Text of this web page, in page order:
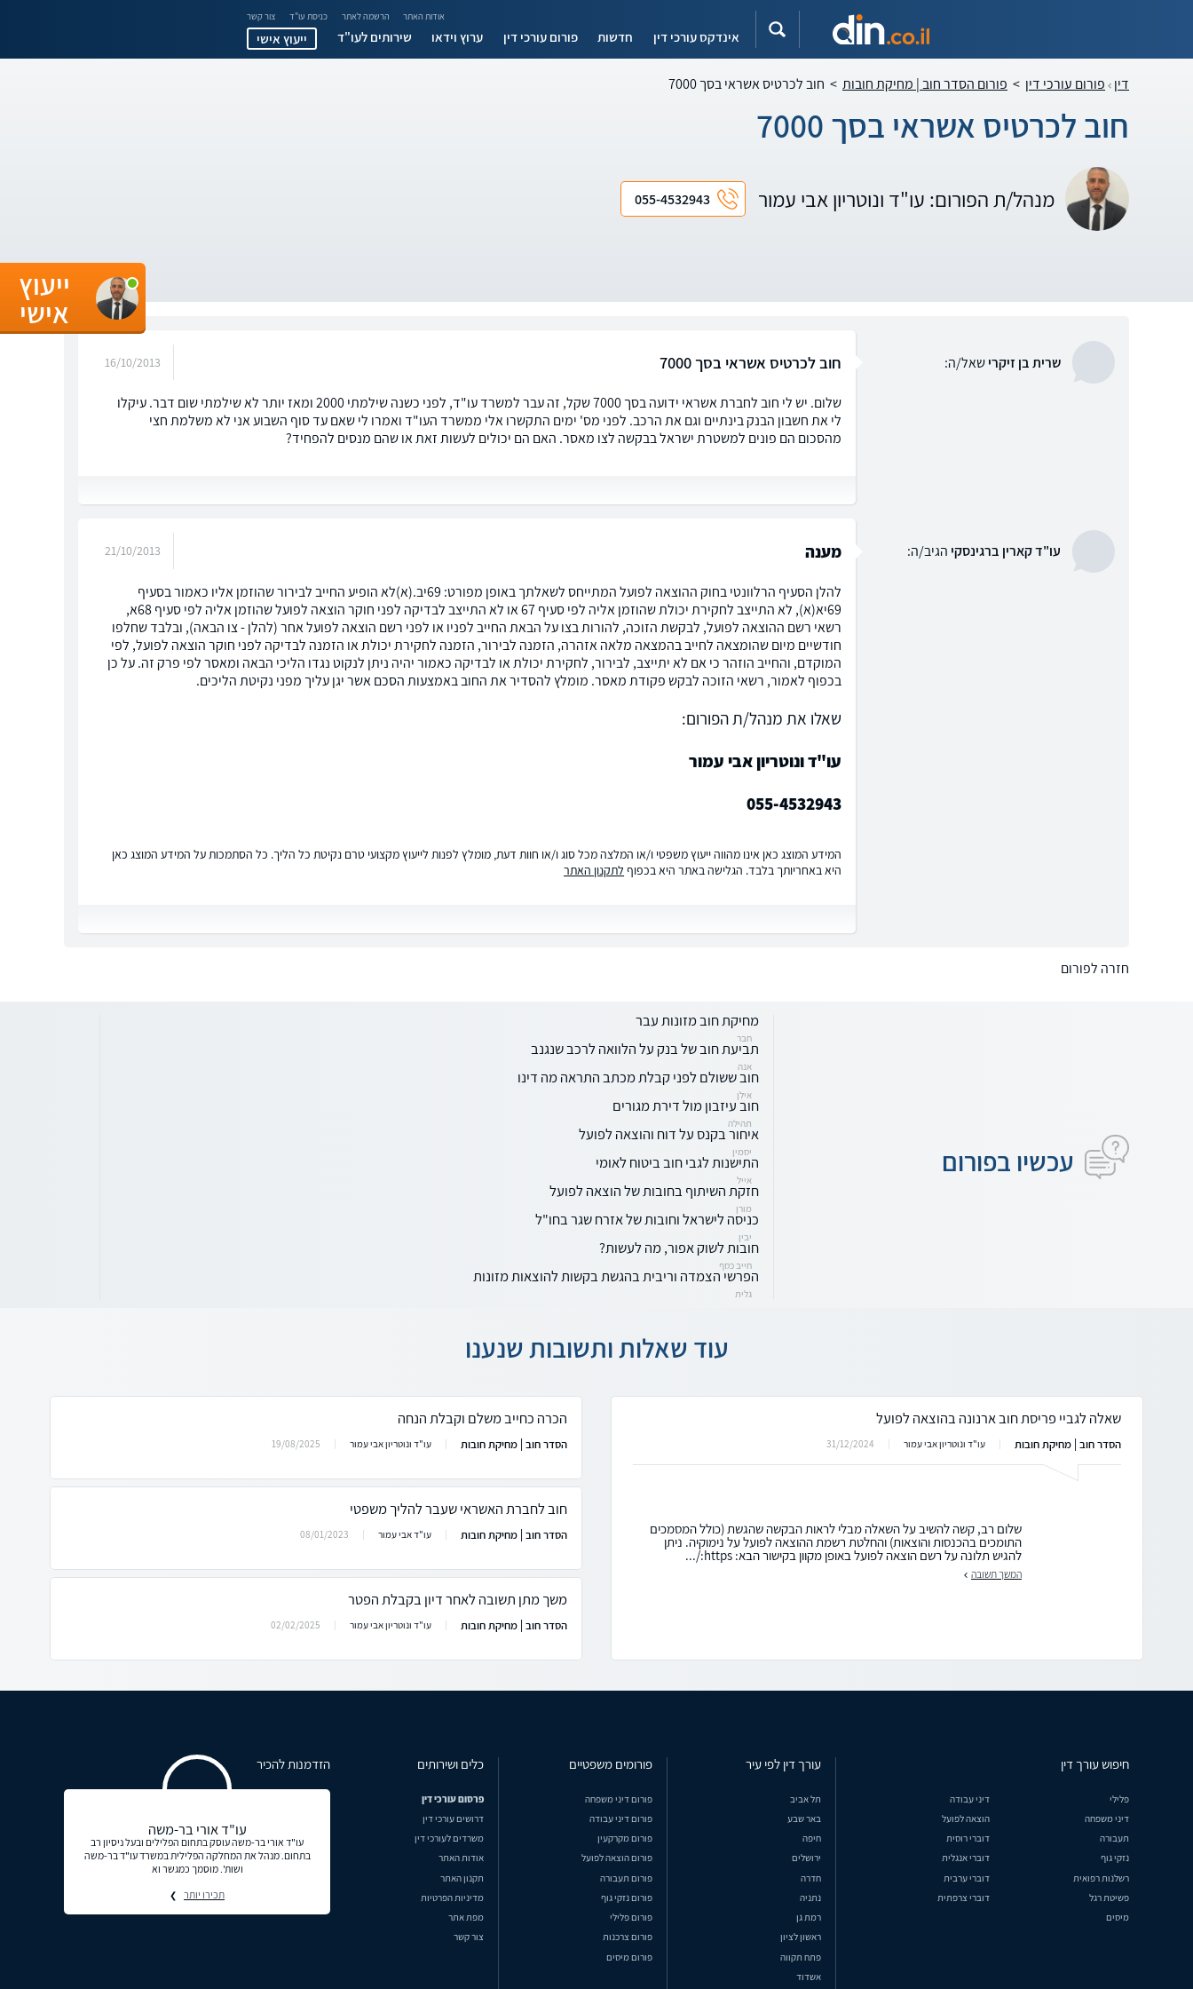
אודות האתר הרשמה לאתר כניסת עו"ד צור קשר
אינדקס עורכי דין חדשות פורום עורכי דין ערוץ וידאו שירותים לעו"ד ייעוץ אישי
דין פורום עורכי דין > פורום הסדר חוב | מחיקת חובות > חוב לכרטיס אשראי בסך 7000
חוב לכרטיס אשראי בסך 7000
מנהל/ת הפורום: עו"ד ונוטריון אבי עמור 055-4532943
שרית בן זיקרישאל/ה: חוב לכרטיס אשראי בסך 7000 16/10/2013
שלום. יש לי חוב לחברת אשראי ידועה בסך 7000 שקל, זה עבר למשרד עו"ד, לפני כשנה שילמתי 2000 ומאז יותר לא שילמתי שום דבר. עיקלו
לי את חשבון הבנק בינתיים וגם את הרכב. לפני מס' ימים התקשרו אלי ממשרד העו"ד ואמרו לי שאם עד סוף השבוע אני לא משלמת חצי
מהסכום הם פונים למשטרת ישראל בבקשה לצו מאסר. האם הם יכולים לעשות זאת או שהם מנסים להפחיד?
עו"ד קארין ברגינסקי הגיב/ה: מענה 21/10/2013
להלן הסעיף הרלוונטי בחוק ההוצאה לפועל המתייחס לשאלתך באופן מפורט: 69יב.(א)לא הופיע החייב לבירור שהוזמן אליו כאמור בסעיף
69יא(א), לא התייצב לחקירת יכולת שהוזמן אליה לפי סעיף 67 או לא התייצב לבדיקה לפני חוקר הוצאה לפועל שהוזמן אליה לפי סעיף 68א,
רשאי רשם ההוצאה לפועל, לבקשת הזוכה, להורות בצו על הבאת החייב לפניו או לפני רשם הוצאה לפועל אחר (להלן - צו הבאה), ובלבד שחלפו
חודשיים מיום שהומצאה לחייב בהמצאה מלאה אזהרה, הזמנה לבירור, הזמנה לחקירת יכולת או הזמנה לבדיקה לפני חוקר הוצאה לפועל, לפי
המוקדם, והחייב הוזהר כי אם לא יתייצב, לבירור, לחקירת יכולת או לבדיקה כאמור יהיה ניתן לנקוט נגדו הליכי הבאה ומאסר לפי פרק זה. על כן
בכפוף לאמור, רשאי הזוכה לבקש פקודת מאסר. מומלץ להסדיר את החוב באמצעות הסכם אשר יגן עליך מפני נקיטת הליכים.
שאלו את מנהל/ת הפורום:
עו"ד ונוטריון אבי עמור
055-4532943
המידע המוצג כאן אינו מהווה ייעוץ משפטי ו/או המלצה מכל סוג ו/או חוות דעת, מומלץ לפנות לייעוץ מקצועי טרם נקיטת כל הליך. כל הסתמכות על המידע המוצג כאן
היא באחריותך בלבד. הגלישה באתר היא בכפוף לתקנון האתר
חזרה לפורום
עכשיו בפורום
מחיקת חוב מזונות עבר
חבר
תביעת חוב של בנק על הלוואה לרכב שנגנב
אנה
חוב ששולם לפני קבלת מכתב התראה מה דינו
אילן
חוב עיזבון מול דירת מגורים
תהילה
איחור בקנס על דוח והוצאה לפועל
יסמין
התישנות לגבי חוב ביטוח לאומי
אייל
חזקת השיתוף בחובות של הוצאה לפועל
מורן
כניסה לישראל וחובות של אזרח שגר בחו"ל
יבין
חובות לשוק אפור, מה לעשות?
חייב כסף
הפרשי הצמדה וריבית בהגשת בקשות להוצאות מזונות
גלית
עוד שאלות ותשובות שנענו
שאלה לגביי פריסת חוב ארנונה בהוצאה לפועל
הסדר חוב | מחיקת חובות עו"ד ונוטריון אבי עמור 31/12/2024
שלום רב, קשה להשיב על השאלה מבלי לראות הבקשה שהגשת (כולל המסמכים
התומכים בהכנסות והוצאות) והחלטת רשמת ההוצאה לפועל על נימוקיה. ניתן
להגיש תלונה על רשם הוצאה לפועל באופן מקוון בקישור הבא: https:/...
המשך תשובה
הכרה כחייב משלם וקבלת הנחה
הסדר חוב | מחיקת חובות עו"ד ונוטריון אבי עמור 19/08/2025
חוב לחברת האשראי שעבר להליך משפטי
הסדר חוב | מחיקת חובות עו"ד אבי עמור 08/01/2023
משך מתן תשובה לאחר דיון בקבלת הפטר
הסדר חוב | מחיקת חובות עו"ד ונוטריון אבי עמור 02/02/2025
ייעוץ
אישי
חיפוש עורך דין
פלילי
דיני עבודה
דיני משפחה
הוצאה לפועל
תעבורה
דוברי רוסית
נזקי גוף
דוברי אנגלית
רשלנות רפואית
דוברי ערבית
פשיטת רגל
דוברי צרפתית
מיסים
עורך דין לפי עיר
תל אביב
באר שבע
חיפה
ירושלים
חדרה
נתניה
רמת גן
ראשון לציון
פתח תקווה
אשדוד
פורומים משפטיים
פורום דיני משפחה
פורום דיני עבודה
פורום מקרקעין
פורום הוצאה לפועל
פורום תעבורה
פורום נזקי גוף
פורום פלילי
פורום צרכנות
פורום מיסים
כלים ושירותים
פרסום עורכי דין
דרושים עורכי דין
משרדים לעורכי דין
אודות האתר
תקנון האתר
מדיניות הפרטיות
מפת אתר
צור קשר
הזדמנות להכיר
עו"ד אורי בר-משה
עו"ד אורי בר-משה עוסק בתחום הפלילים ובעל ניסיון רב
בתחום. מנהל את המחלקה הפלילית במשרד עו"ד בר-משה
ושות'. מוסמך כמגשר וא
תכירו יותר